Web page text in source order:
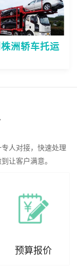
洲轿车托运
人对接，快速处理
让客户满意。
预算报价